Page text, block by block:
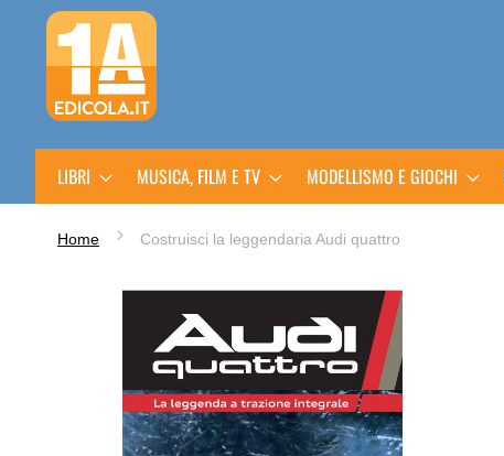
Salta
al
contenuto
LIBRI MUSICA, FILM E TV MODELLISMO E GIOCHI
Home Costruisci la leggendaria Audi quattro
immagini